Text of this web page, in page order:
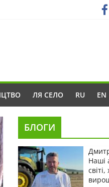
ЛЯ СЕЛО RU EN
БЛОГИ
Наші